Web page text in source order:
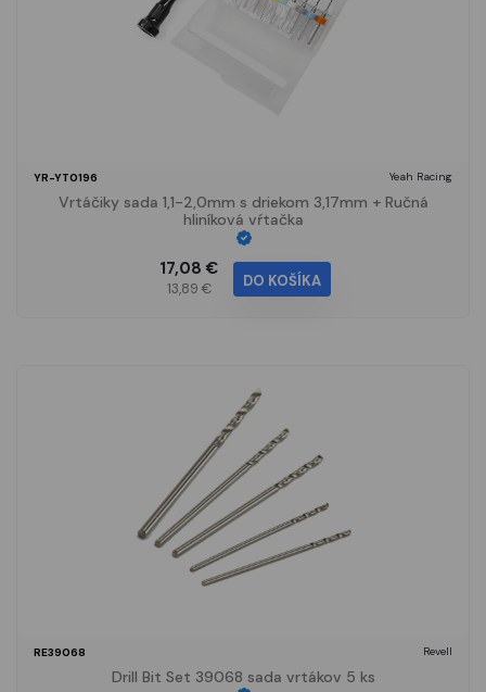
YR-YT0196 Yeah Racing
Vrtáčiky sada 1,1-2,0mm s driekom 3,17mm + Ručná
hliníková vŕtačka
17,08 €
13,89 € DO KOŠÍKA
RE39068 Revell
Drill Bit Set 39068 sada vrtákov 5 ks